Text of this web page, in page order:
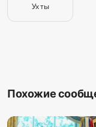
Ух ты
Похожие